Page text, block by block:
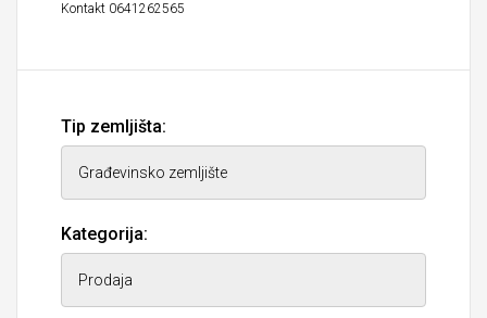
Kontakt 0641262565
Tip zemljišta:
Kategorija: